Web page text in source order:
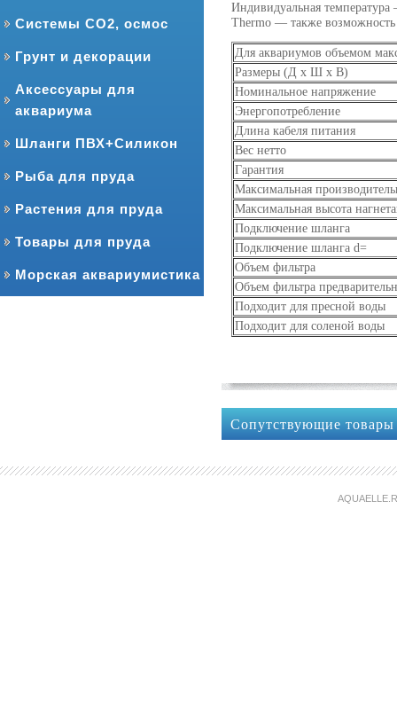
Системы CO2, осмос
Грунт и декорации
Аксессуары для
аквариума
Шланги ПВХ+Силикон
Рыба для пруда
Растения для пруда
Товары для пруда
Морская аквариумистика
Индивидуальная
Thermo — также
Для аквариумов объемом
Размеры (Д х Ш х В)
Номинальное напряжение
Энергопотребление
Длина кабеля питания
Вес нетто
Гарантия
Максимальная
Максимальная высота
Подключение шланга
Подключение шланга d=
Объем фильтра
Объем фильтра
Подходит для пресной воды
Подходит для соленой воды
Сопутствующие товары